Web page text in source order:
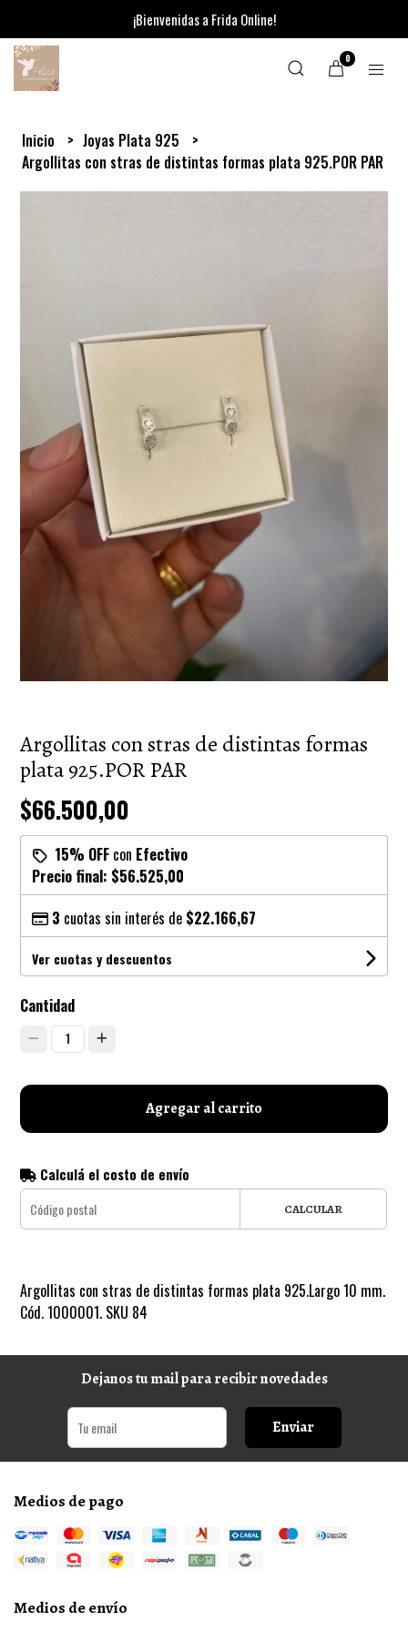
¡Bienvenidas a Frida Online!
0
Inicio
Joyas Plata 925
Argollitas con stras de distintas formas plata 925.POR PAR
Argollitas con stras de distintas formas
plata 925.POR PAR
$66.500,00
15% OFF con Efectivo
Precio final: $56.525,00
3 cuotas sin interés de $22.166,67
Ver cuotas y descuentos
Cantidad
1
Agregar al carrito
Calculá el costo de envío
CALCULAR
Argollitas con stras de distintas formas plata 925.Largo 10 mm.
Cód. 1000001. SKU 84
Dejanos tu mail para recibir novedades
Enviar
Medios de pago
Medios de envío